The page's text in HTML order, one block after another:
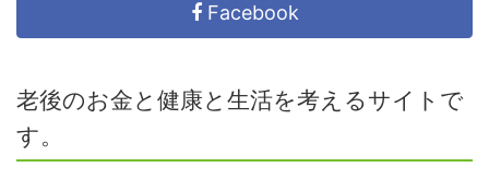
Facebook
老後のお金と健康と生活を考えるサイトで
す。